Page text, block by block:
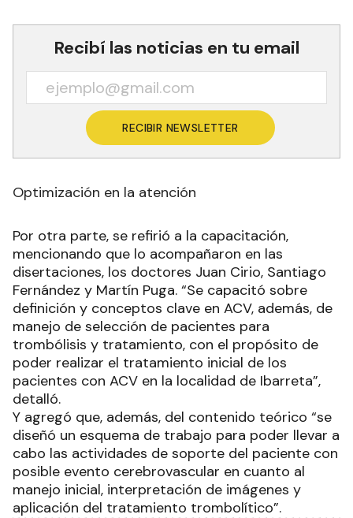
Recibí las noticias en tu email
RECIBIR NEWSLETTER
Optimización en la atención
Por otra parte, se refirió a la capacitación,
mencionando que lo acompañaron en las
disertaciones, los doctores Juan Cirio, Santiago
Fernández y Martín Puga. “Se capacitó sobre
definición y conceptos clave en ACV, además, de
manejo de selección de pacientes para
trombólisis y tratamiento, con el propósito de
poder realizar el tratamiento inicial de los
pacientes con ACV en la localidad de Ibarreta”,
detalló.
Y agregó que, además, del contenido teórico “se
diseñó un esquema de trabajo para poder llevar a
cabo las actividades de soporte del paciente con
posible evento cerebrovascular en cuanto al
manejo inicial, interpretación de imágenes y
aplicación del tratamiento trombolítico”.